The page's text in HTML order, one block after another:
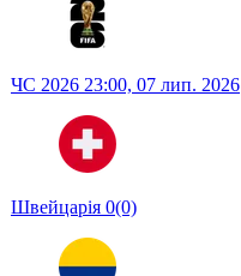
ЧС 2026 23:00, 07 лип. 2026
Швейцарія 0(0)